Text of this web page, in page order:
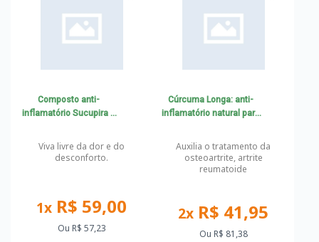
Composto anti-
inflamatório Sucupira +
Viva livre da dor e do
desconforto.
1x R$ 59,00
Ou R$ 57,23
Cúrcuma Longa: anti-
inflamatório natural para
Reumatismo
Auxilia o tratamento da
osteoartrite, artrite
reumatoide
2x R$ 41,95
Ou R$ 81,38